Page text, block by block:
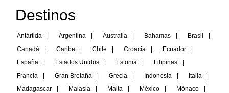
Destinos
Antártida | Argentina | Australia | Bahamas | Brasil
|
Canadá
| Caribe | Chile | Croacia | Ecuador
|
España
| Estados Unidos | Estonia | Filipinas
|
Francia
| Gran Bretaña | Grecia | Indonesia | Italia
|
Madagascar
| Malasia | Malta | México | Mónaco
|